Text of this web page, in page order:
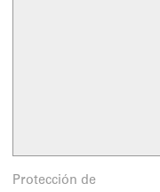
Protección de